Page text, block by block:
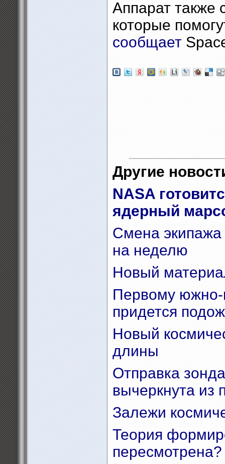
Аппарат также
которые
сообщает
Другие
NASA
ядерный
Смена
на неделю
Новый
Первому южно-
придется
Новый
длины
Отправка
вычеркнута из
Залежи
Теория
пересмотрена?